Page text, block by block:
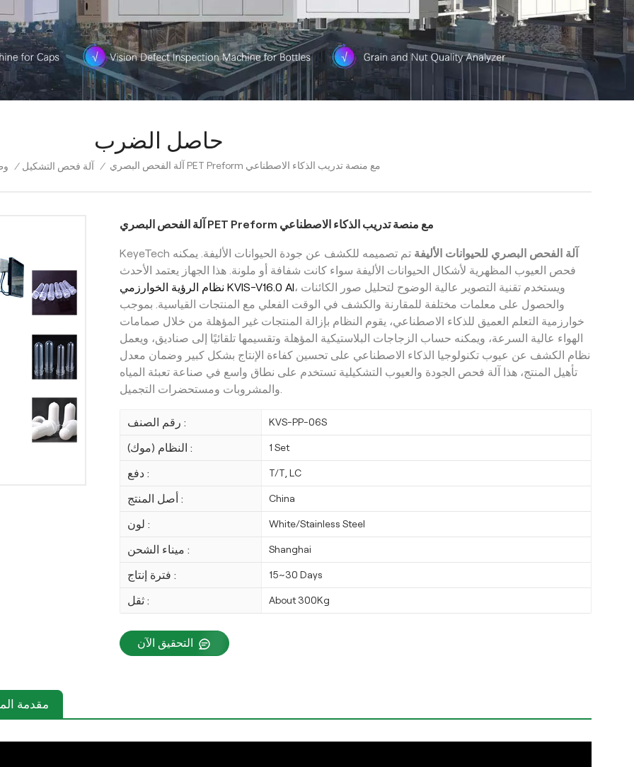
حاصل الضرب
/ آلة فحص التشكيل / آلة الفحص البصري PET Preform مع منصة تدريب الذكاء الاصطناعي
آلة الفحص البصري PET Preform مع منصة تدريب الذكاء الاصطناعي
KeyeTech آلة الفحص البصري للحيوانات الأليفة تم تصميمه للكشف عن جودة الحيوانات الأليفة. يمكنه
فحص العيوب المظهرية لأشكال الحيوانات الأليفة سواء كانت شفافة أو ملونة. هذا الجهاز يعتمد الأحدث
نظام الرؤية الخوارزمي KVIS-V16.0 AI ، ويستخدم تقنية التصوير عالية الوضوح لتحليل صور الكائنات
والحصول على معلمات مختلفة للمقارنة والكشف في الوقت الفعلي مع المنتجات القياسية. بموجب
خوارزمية التعلم العميق للذكاء الاصطناعي، يقوم النظام بإزالة المنتجات غير المؤهلة من خلال صمامات
الهواء عالية السرعة، ويمكنه حساب الزجاجات البلاستيكية المؤهلة وتقسيمها تلقائيًا إلى صناديق، ويعمل
نظام الكشف عن عيوب تكنولوجيا الذكاء الاصطناعي على تحسين كفاءة الإنتاج بشكل كبير وضمان معدل
تأهيل المنتج، هذا آلة فحص الجودة والعيوب التشكيلية تستخدم على نطاق واسع في صناعة تعبئة المياه
والمشروبات ومستحضرات التجميل.
رقم الصنف : KVS-PP-06S
النظام (موك) : 1 Set
دفع : T/T, LC
أصل المنتج : China
لون : White/Stainless Steel
ميناء الشحن : Shanghai
فترة إنتاج : 15~30 Days
ثقل : About 300Kg
التحقيق الآن
مقدمة